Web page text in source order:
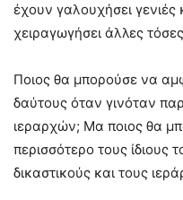
έχουν γαλουχήσει γενιές
χειραγωγήσει άλλες
Ποιος θα μπορούσε να
δαύτους όταν γινόταν
ιεραρχών; Μα ποιος θα
περισσότερο τους ίδιους
δικαστικούς και τους